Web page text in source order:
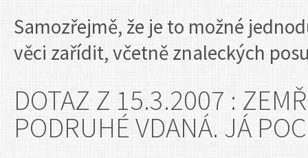
Samozřejmě, že je to možné
věci zařídit, včetně znaleckých
DOTAZ Z 15.3.2007 :
PODRUHÉ VDANÁ. JÁ